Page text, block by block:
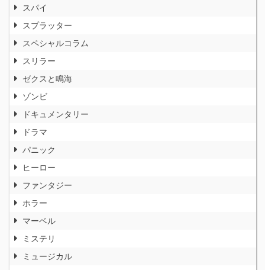
スパイ
スプラッター
スペシャルコラム
スリラー
ゼクスと鳴海
ゾンビ
ドキュメンタリー
ドラマ
パニック
ヒーロー
ファンタジー
ホラー
マーベル
ミステリ
ミュージカル